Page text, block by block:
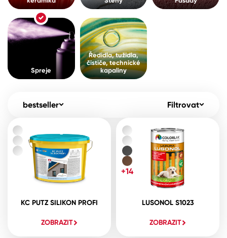
Pro akcionáře O společnosti
Kontakty
+420 800 145 555
Česko
Slovensko Polsko
Spreje
Ředidla, tužidla, čističe, technické
kapaliny
Spreje
Ředidla, tužidla,
čističe, technické
kapaliny
bestseller Filtrovat
KC PUTZ SILIKON PROFI
ZOBRAZIT
LUSONOL S1023
ZOBRAZIT
+14